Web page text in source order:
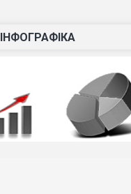
ІНФОГРАФІКА